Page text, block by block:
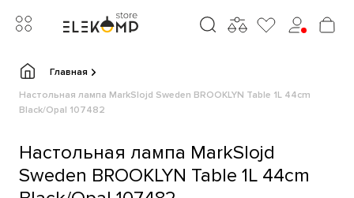
Главная
Настольная лампа MarkSlojd Sweden BROOKLYN Table 1L 44cm
Black/Opal 107482
Настольная лампа MarkSlojd
Sweden BROOKLYN Table 1L 44cm